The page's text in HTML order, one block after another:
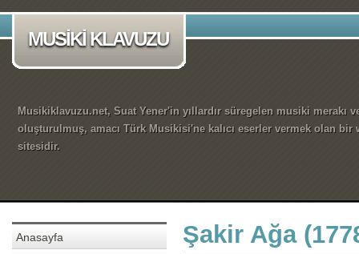
MUSİKİ KLAVUZU
Musikiklavuzu.net, Suat Yener'in yıllardır süregelen musiki merakı
oluşturulmuş, amacı Türk Musikisi'ne kalıcı eserler vermek olan bir
sitesidir.
Anasayfa
Şakir Ağa